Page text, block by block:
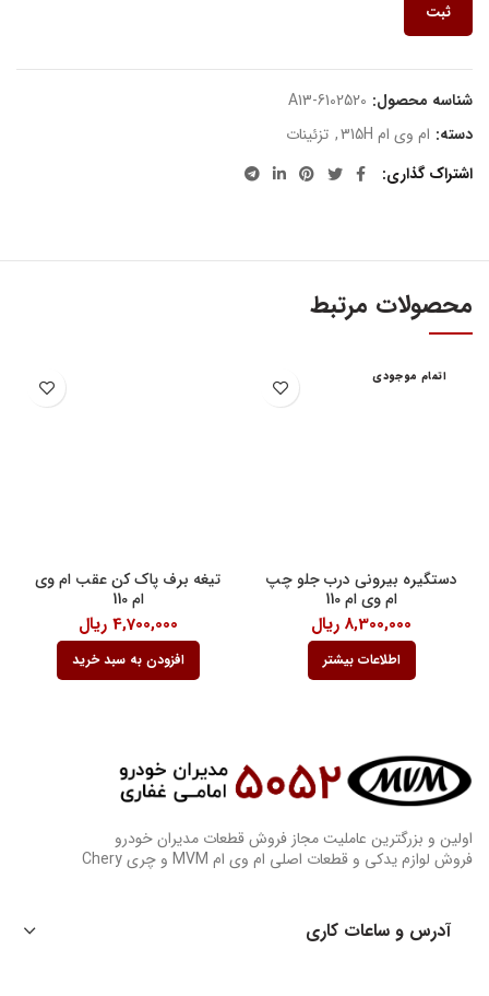
ثبت
شناسه محصول: A13-6102520
دسته: ام وی ام 315H , تزئینات
اشتراک گذاری
محصولات مرتبط
اتمام موجودی
دستگیره بیرونی درب جلو چپ
ام وی ام 110
8,300,000 ریال
اطلاعات بیشتر
تیغه برف پاک کن عقب ام وی
ام 110
4,700,000 ریال
افزودن به سبد خرید
اولین و بزرگترین عاملیت مجاز فروش قطعات مدیران خودرو
فروش لوازم یدکی و قطعات اصلی ام وی ام MVM و چری Chery
آدرس و ساعات کاری